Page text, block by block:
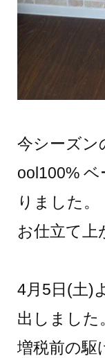
今シーズン
ool100%
りました。
お仕立て上
4月5日(土)
出しました
増税前の駆